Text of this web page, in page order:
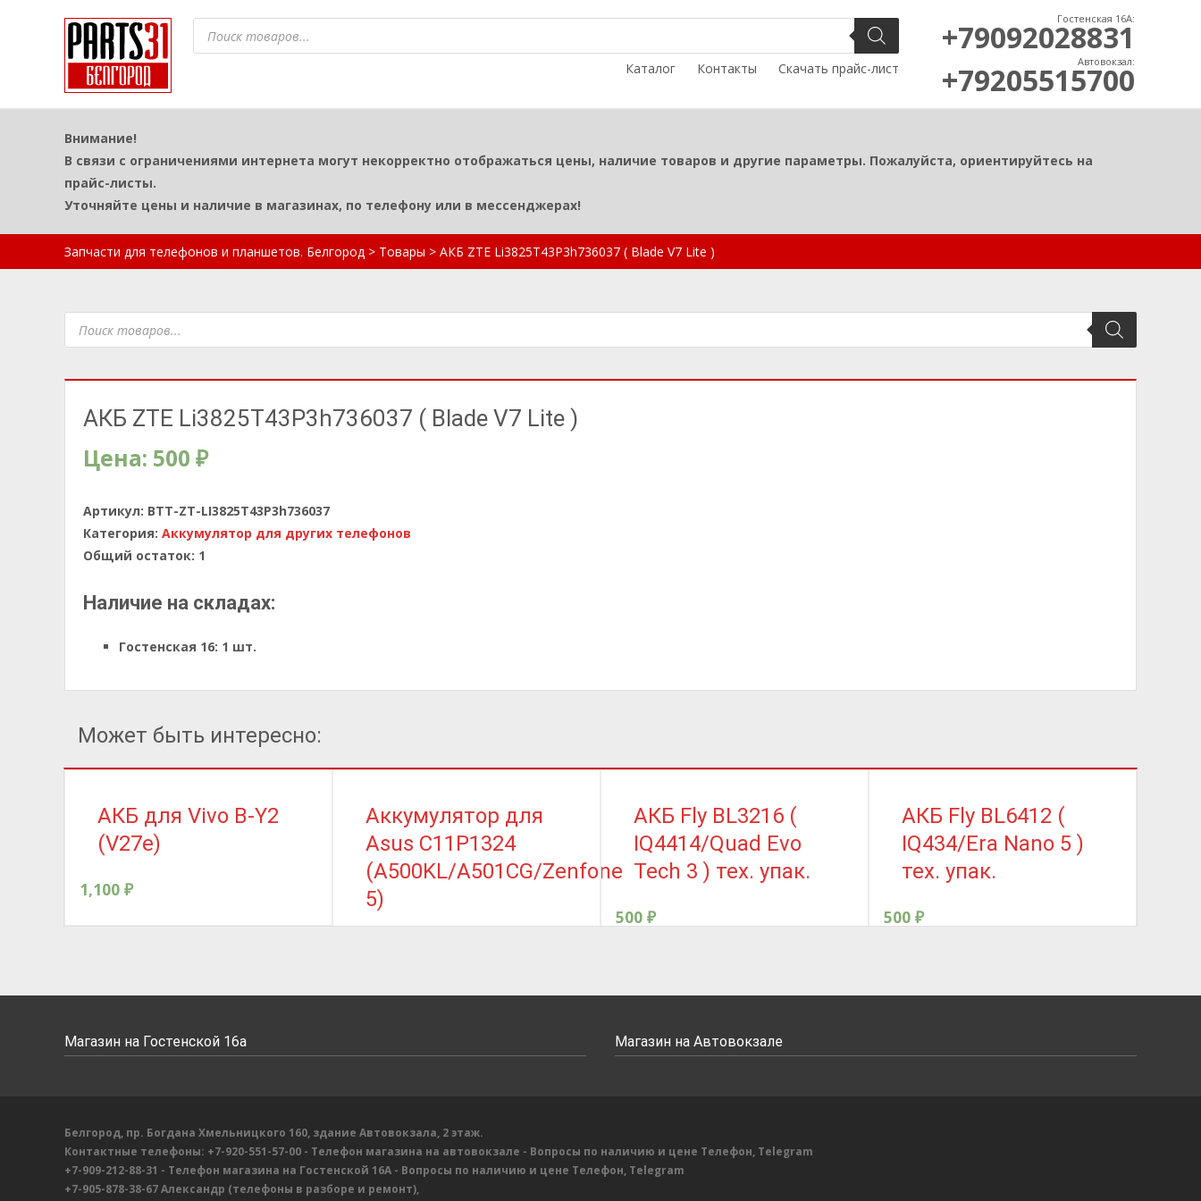
Поиск
товаров
Каталог
Контакты Скачать прайс-лист
Гостенская 16А:
+79092028831
Автовокзал:
+79205515700
Внимание!
В связи с ограничениями интернета могут некорректно отображаться цены, наличие товаров и другие параметры. Пожалуйста, ориентируйтесь на
прайс-листы.
Уточняйте цены и наличие в магазинах, по телефону или в мессенджерах!
Запчасти для телефонов и планшетов. Белгород > Товары > АКБ ZTE Li3825T43P3h736037 ( Blade V7 Lite )
Поиск
товаров
АКБ ZTE Li3825T43P3h736037 ( Blade V7 Lite )
Цена: 500 ₽
Артикул: BTT-ZT-LI3825T43P3h736037
Категория: Аккумулятор для других телефонов
Общий остаток: 1
Наличие на складах:
Гостенская 16: 1 шт.
Может быть интересно:
АКБ для Vivo B-Y2
(V27e)
1,100 ₽
Аккумулятор для
Asus C11P1324
(A500KL/A501CG/Zenfone
5)
АКБ Fly BL3216 (
IQ4414/Quad Evo
Tech 3 ) тех. упак.
500 ₽
АКБ Fly BL6412 (
IQ434/Era Nano 5 )
тех. упак.
500 ₽
Магазин на Гостенской 16а Магазин на Автовокзале
Белгород, пр. Богдана Хмельницкого 160, здание Автовокзала, 2 этаж.
Контактные телефоны: +7-920-551-57-00 - Телефон магазина на автовокзале - Вопросы по наличию и цене Телефон, Telegram
+7-909-212-88-31 - Телефон магазина на Гостенской 16А - Вопросы по наличию и цене Телефон, Telegram
+7-905-878-38-67Александр (телефоны в разборе и ремонт),